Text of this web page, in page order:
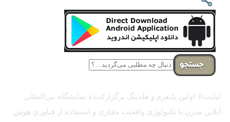
جستجو
لیلیت® اولین پلتفرم و هلدینگ برگزارکنندهٔ نمایشگاه بین‌المللی
آنلاین مدرن با تکنولوژی واقعیت مجازی و استفاده از فناوری هوش